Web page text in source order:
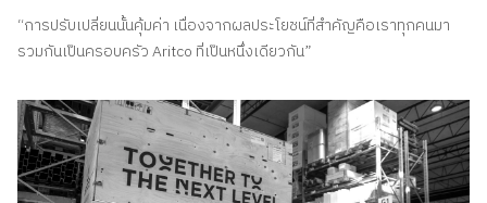
“การปรับเปลี่ยนนั้นคุ้มค่า เนื่องจากผลประโยชน์ที่สำคัญคือเราทุกคนมา
รวมกันเป็นครอบครัว Aritco ที่เป็นหนึ่งเดียวกัน”